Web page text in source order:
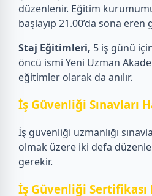
düzenlenir. Eğitim
başlayıp 21.00’da sona
Staj Eğitimleri, 5 iş günü
öncü ismi Yeni Uzman
eğitimler olarak da anılır.
İş Güvenliği Sınavları
İş güvenliği uzmanlığı
olmak üzere iki defa
gerekir.
İş Güvenliği Sertifikası